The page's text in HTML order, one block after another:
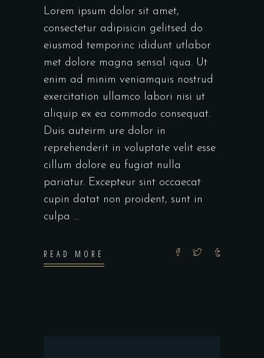
Lorem ipsum dolor sit amet,
consectetur adipisicin gelitsed do
eiusmod temporinc ididunt utlabor
met dolore magna sensal iqua. Ut
enim ad minim veniamquis nostrud
exercitation ullamco labori nisi ut
aliquip ex ea commodo consequat.
Duis auteirm ure dolor in
reprehenderit in voluptate velit esse
cillum dolore eu fugiat nulla
pariatur. Excepteur sint occaecat
cupin datat non proident, sunt in
culpa
READ MORE